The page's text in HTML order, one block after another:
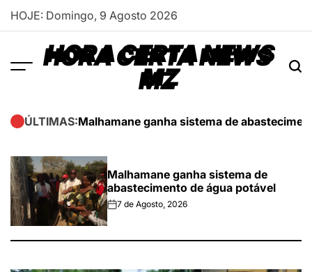
Skip
HOJE: Domingo, 9 Agosto 2026
HORA CERTA NEWS
MZ
ÚLTIMAS:Malhamane ganha sistema de
Malhamane ganha sistema de
abastecimento de água potável
on7 de Agosto, 2026